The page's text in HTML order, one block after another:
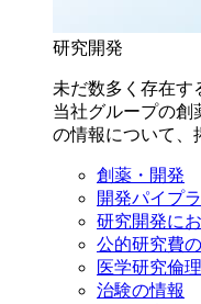
研究開発
未だ数多く存在す
当社グループの創
の情報について、
創薬・開発
開発パイプ
研究開発に
公的研究費
医学研究倫
治験の情報